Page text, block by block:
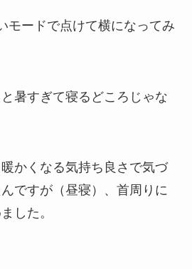
モードで点けて横になってみ
暑すぎて寝るどころじゃな
かくなる気持ち良さで気づ
ですが（昼寝）、首周りに
した。